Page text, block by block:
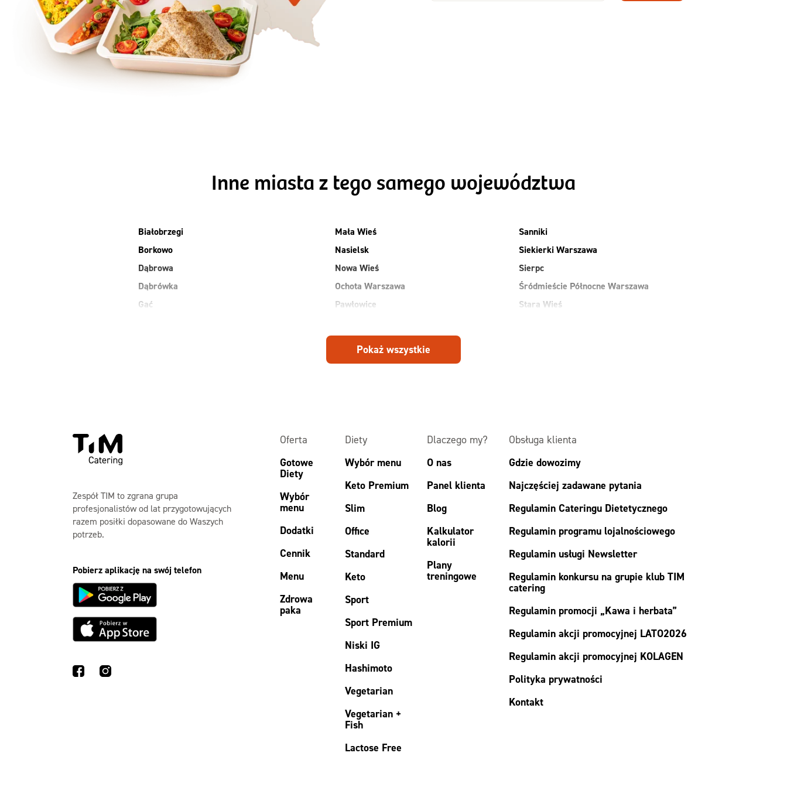
Zamów dietę!
Inne miasta z tego samego województwa
Białobrzegi
Borkowo
Dąbrowa
Dąbrówka
Gać
Mała Wieś
Nasielsk
Nowa Wieś
Ochota Warszawa
Pawłowice
Sanniki
Siekierki Warszawa
Sierpc
Śródmieście Północne Warszawa
Stara Wieś
Pokaż wszystkie
Zespół TIM to zgrana grupa
profesjonalistów od lat przygotowujących
razem posiłki dopasowane do Waszych
potrzeb.
Pobierz aplikację na swój telefon
Oferta
Gotowe
Diety
Wybór
menu
Dodatki
Cennik
Menu
Zdrowa
paka
Diety
Wybór menu
Keto Premium
Slim
Office
Standard
Keto
Sport
Sport Premium
Niski IG
Hashimoto
Vegetarian
Vegetarian +
Fish
Lactose Free
Dlaczego my?
O nas
Panel klienta
Blog
Kalkulator
kalorii
Plany
treningowe
Obsługa klienta
Gdzie dowozimy
Najczęściej zadawane pytania
Regulamin Cateringu Dietetycznego
Regulamin programu lojalnościowego
Regulamin usługi Newsletter
Regulamin konkursu na grupie klub TIM
catering
Regulamin promocji „Kawa i herbata”
Regulamin akcji promocyjnej LATO2026
Regulamin akcji promocyjnej KOLAGEN
Polityka prywatności
Kontakt